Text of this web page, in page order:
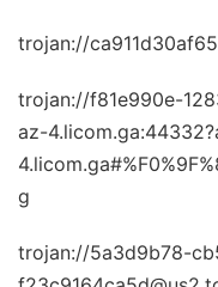
trojan://
trojan://f81e990e-
az-
g
trojan://5a3d9b78-